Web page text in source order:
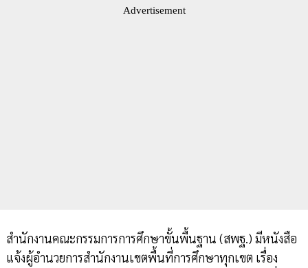
Advertisement
สำนักงานคณะกรรมการการศึกษาขั้นพื้นฐาน (สพฐ.) มีหนังสือ
แจ้งผู้อำนวยการสำนักงานเขตพื้นที่การศึกษาทุกเขต เรื่อง